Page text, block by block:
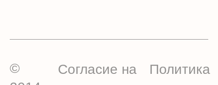
©
Согласие на
Политика